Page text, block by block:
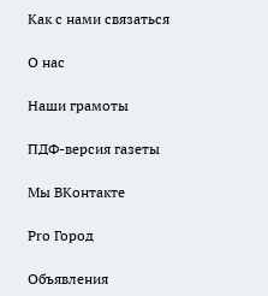
Как с нами связаться
О нас
Наши грамоты
ПДФ-версия газеты
Мы ВКонтакте
Pro Город
Объявления